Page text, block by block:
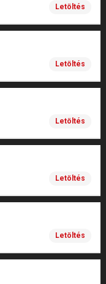
Letöltés
Letöltés
Letöltés
Letöltés
Letöltés